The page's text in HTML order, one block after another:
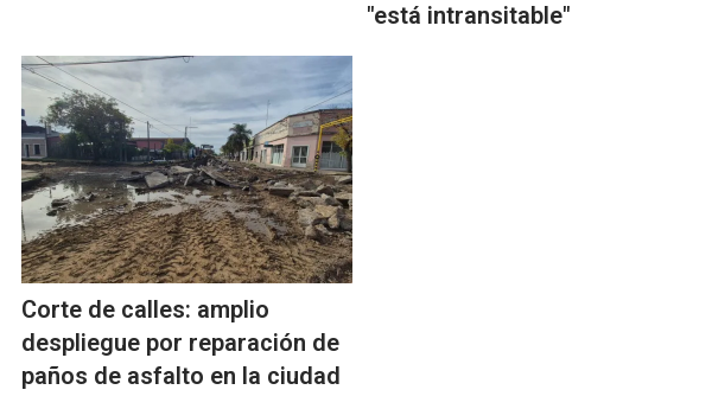
"está intransitable"
Corte de calles: amplio
despliegue por reparación de
paños de asfalto en la ciudad